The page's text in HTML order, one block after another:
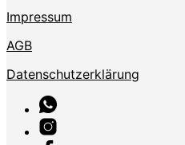
Impressum
AGB
Datenschutzerklärung